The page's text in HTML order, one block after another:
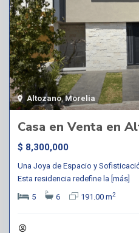
Altozano,Morelia
Casa en Venta en
$ 8,300,000
Una Joya de Espacio y
Esta residencia redefine la [más]
5
6 191.00 m2